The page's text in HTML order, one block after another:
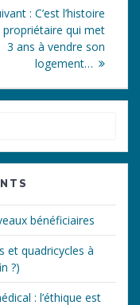
: Article
suivant
C’est l’histoire
propriétaire qui met
3 ans à vendre son
logement…
bénéficiaires
et quadricycles à
?)
: l’éthique est